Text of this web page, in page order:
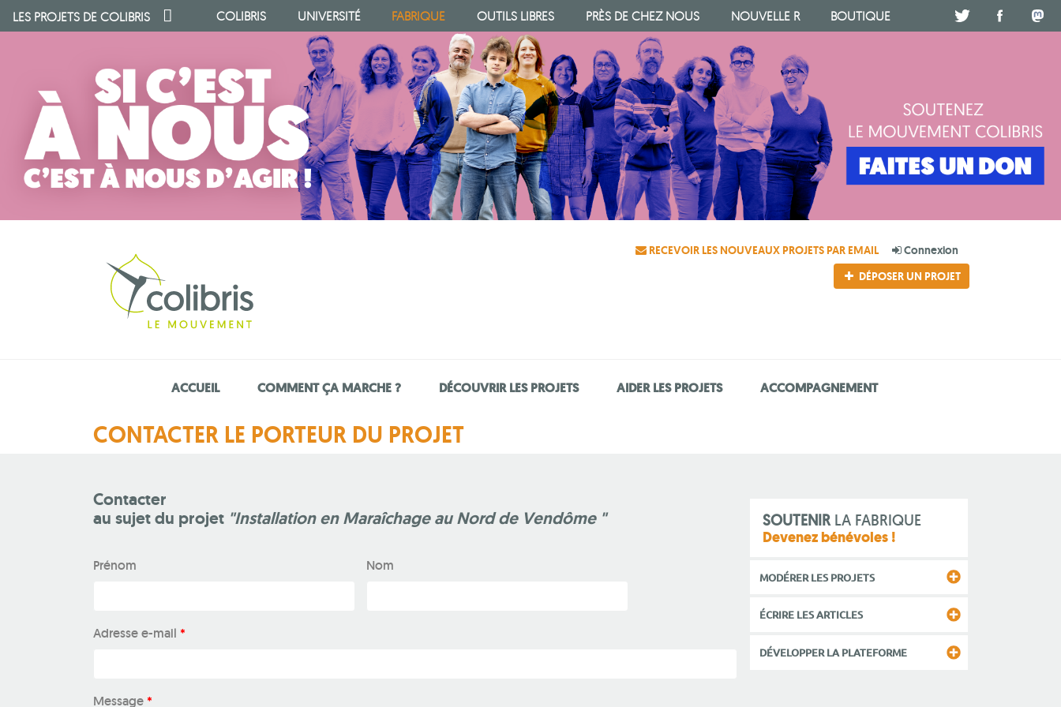
LES PROJETS DE COLIBRIS COLIBRIS UNIVERSITÉ FABRIQUE OUTILS LIBRES PRÈS DE CHEZ NOUS NOUVELLE R BOUTIQUE
RECEVOIR LES NOUVEAUX PROJETS PAR EMAIL
Connexion
DÉPOSER UN PROJET
ACCUEIL COMMENT ÇA MARCHE ? DÉCOUVRIR LES PROJETS AIDER LES PROJETS ACCOMPAGNEMENT
CONTACTER LE PORTEUR DU PROJET
Contacter
au sujet du projet "Installation en Maraîchage au Nord de Vendôme "
Prénom Nom
Adresse e-mail *
Message *
SOUTENIR LA FABRIQUE
Devenez bénévoles !
MODÉRER LES PROJETS
ÉCRIRE LES ARTICLES
DÉVELOPPER LA PLATEFORME